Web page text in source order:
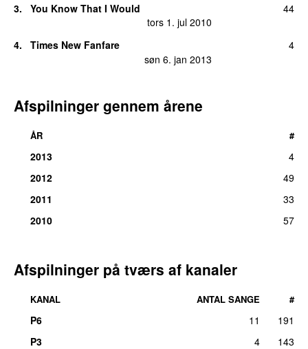
3.
You Know That I Would
tors 1. jul 2010
44
4.
Times New Fanfare
søn 6. jan 2013
4
Afspilninger gennem årene
ÅR #
2013
4
2012
49
2011
33
2010
57
Afspilninger på tværs af kanaler
KANAL ANTAL SANGE #
P6 11
191
P3
4 143